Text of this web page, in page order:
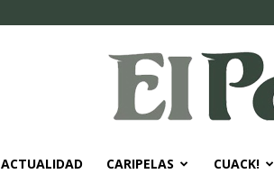
ACTUALIDAD CARIPELAS CUACK!